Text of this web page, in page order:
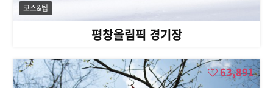
평창올림픽 경기장
코스&팁
63,891